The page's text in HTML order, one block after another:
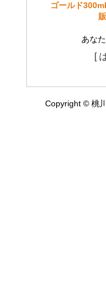
ゴールド
あな
[
Copyright © 桃